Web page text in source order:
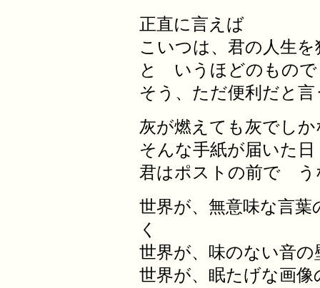
正直に言えば
こいつは、君の人生
と いうほどのもの
そう、ただ便利だと
灰が燃えても灰でし
そんな手紙が届いた日
君はポストの前で う
世界が、無意味な言
く
世界が、味のない音
世界が、眠たげな画